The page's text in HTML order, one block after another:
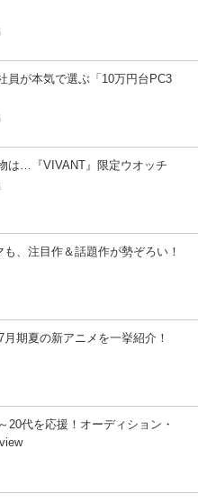
員が本気で選ぶ「10万円台PC3
は…『VIVANT』限定ウオッチ
、注目作＆話題作が勢ぞろい！
月期夏の新アニメを一挙紹介！
20代を応援！オーディション・